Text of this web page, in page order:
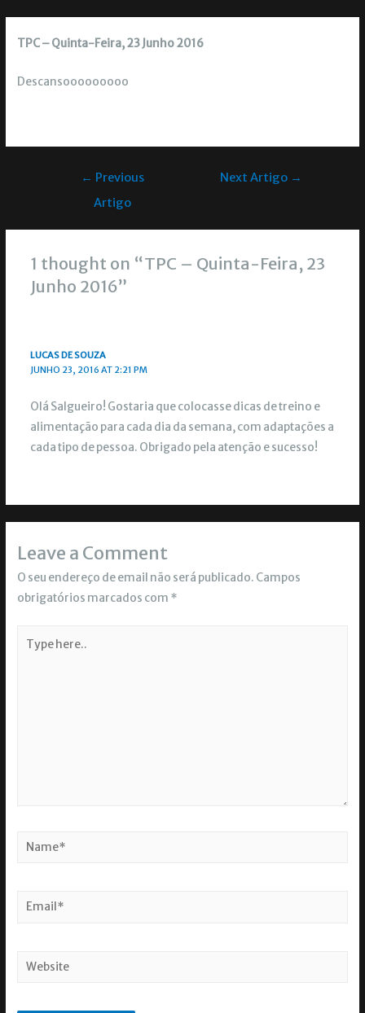
TPC – Quinta-Feira, 23 Junho 2016
Descansooooooooo
← Previous
Artigo
Next Artigo →
1 thought on “TPC – Quinta-Feira, 23
Junho 2016”
LUCAS DE SOUZA
JUNHO 23, 2016 AT 2:21 PM
Olá Salgueiro! Gostaria que colocasse dicas de treino e
alimentação para cada dia da semana, com adaptações a
cada tipo de pessoa. Obrigado pela atenção e sucesso!
Leave a Comment
O seu endereço de email não será publicado. Campos
obrigatórios marcados com *